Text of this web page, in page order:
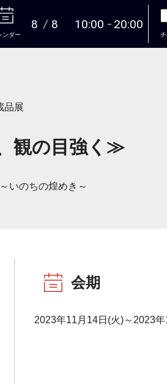
本文へ
ンダー
8 8 10:00 20:00
チ
品展
観の目強く≫
いのちの煌めき～
会期
2023年11月14日(火)～2023